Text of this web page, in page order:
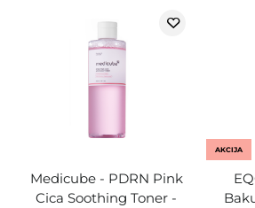
Medicube - PDRN Pink
Cica Soothing Toner -
AKCIJA